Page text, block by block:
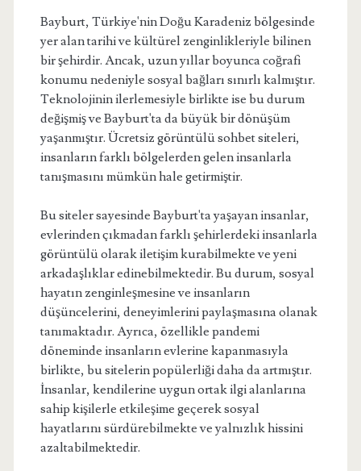
Bayburt, Türkiye'nin Doğu Karadeniz bölgesinde
yer alan tarihi ve kültürel zenginlikleriyle bilinen
bir şehirdir. Ancak, uzun yıllar boyunca coğrafi
konumu nedeniyle sosyal bağları sınırlı kalmıştır.
Teknolojinin ilerlemesiyle birlikte ise bu durum
değişmiş ve Bayburt'ta da büyük bir dönüşüm
yaşanmıştır. Ücretsiz görüntülü sohbet siteleri,
insanların farklı bölgelerden gelen insanlarla
tanışmasını mümkün hale getirmiştir.
Bu siteler sayesinde Bayburt'ta yaşayan insanlar,
evlerinden çıkmadan farklı şehirlerdeki insanlarla
görüntülü olarak iletişim kurabilmekte ve yeni
arkadaşlıklar edinebilmektedir. Bu durum, sosyal
hayatın zenginleşmesine ve insanların
düşüncelerini, deneyimlerini paylaşmasına olanak
tanımaktadır. Ayrıca, özellikle pandemi
döneminde insanların evlerine kapanmasıyla
birlikte, bu sitelerin popülerliği daha da artmıştır.
İnsanlar, kendilerine uygun ortak ilgi alanlarına
sahip kişilerle etkileşime geçerek sosyal
hayatlarını sürdürebilmekte ve yalnızlık hissini
azaltabilmektedir.